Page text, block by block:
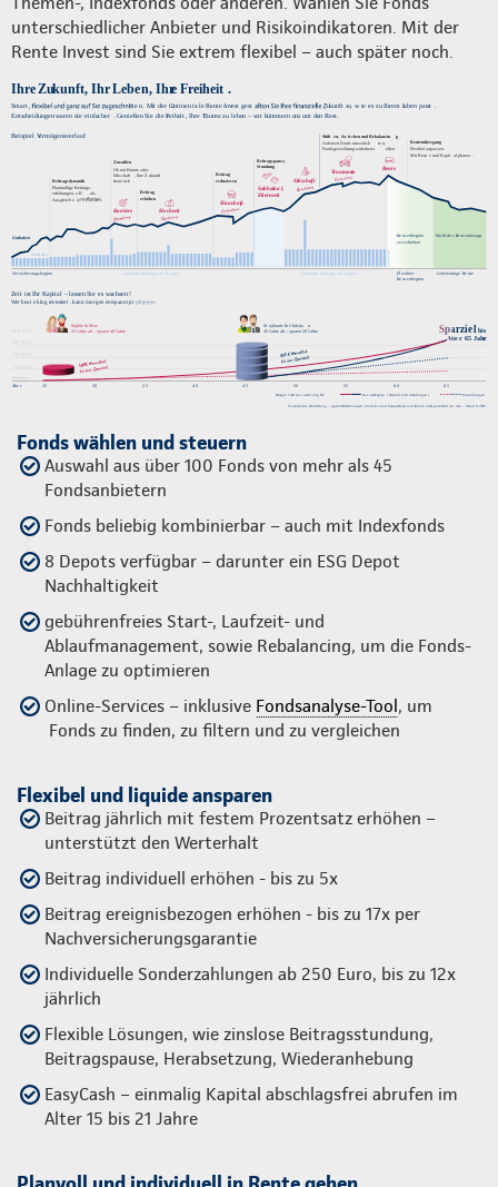
unterschiedlicher Anbieter und Risikoindikatoren. Mit der
Rente Invest sind Sie extrem flexibel – auch später noch.
Fonds wählen und steuern
Auswahl aus über 100 Fonds von mehr als 45
Fondsanbietern
Fonds beliebig kombinierbar – auch mit Indexfonds
8 Depots verfügbar – darunter ein ESG Depot
Nachhaltigkeit
gebührenfreies Start-, Laufzeit- und
Ablaufmanagement, sowie Rebalancing, um die Fonds-
Anlage zu optimieren
Online-Services – inklusive Fondsanalyse-Tool, um
Fonds zu finden, zu filtern und zu vergleichen
Flexibel und liquide ansparen
Beitrag jährlich mit festem Prozentsatz erhöhen –
unterstützt den Werterhalt
Beitrag individuell erhöhen - bis zu 5x
Beitrag ereignisbezogen erhöhen - bis zu 17x per
Nachversicherungsgarantie
Individuelle Sonderzahlungen ab 250 Euro, bis zu 12x
jährlich
Flexible Lösungen, wie zinslose Beitragsstundung,
Beitragspause, Herabsetzung, Wiederanhebung
EasyCash – einmalig Kapital abschlagsfrei abrufen im
Alter 15 bis 21 Jahre